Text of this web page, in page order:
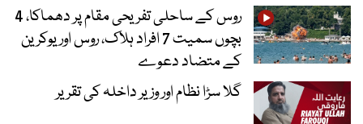
روس کے ساحلی تفریحی مقام پر دھماکا، 4
بچوں سمیت 7 افراد ہلاک، روس اور یوکرین
کے متضاد دعوے
گلا سڑا نظام اور وزیر داخلہ کی تقریر